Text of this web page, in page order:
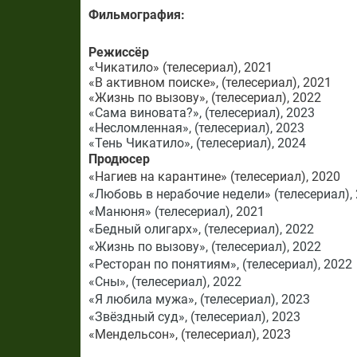
Фильмография:
Режиссёр
«Чикатило» (телесериал), 2021
«В активном поиске», (телесериал), 2021
«Жизнь по вызову», (телесериал), 2022
«Сама виновата?», (телесериал), 2023
«Несломленная», (телесериал), 2023
«Тень Чикатило», (телесериал), 2024
Продюсер
«Нагиев на карантине» (телесериал), 2020
«Любовь в нерабочие недели» (телесериал),
«Манюня» (телесериал), 2021
«Бедный олигарх», (телесериал), 2022
«Жизнь по вызову», (телесериал), 2022
«Ресторан по понятиям», (телесериал), 2022
«Сны», (телесериал), 2022
«Я любила мужа», (телесериал), 2023
«Звёздный суд», (телесериал), 2023
«Мендельсон», (телесериал), 2023